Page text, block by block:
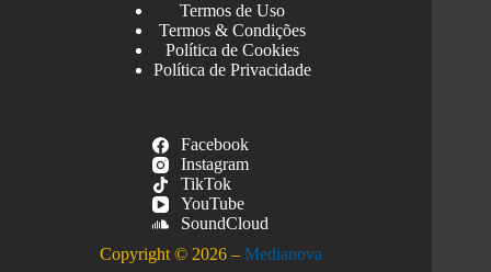
Termos de Uso
Termos & Condições
Política de Cookies
Política de Privacidade
Facebook
Instagram
TikTok
YouTube
SoundCloud
Copyright © 2026 – Medianova